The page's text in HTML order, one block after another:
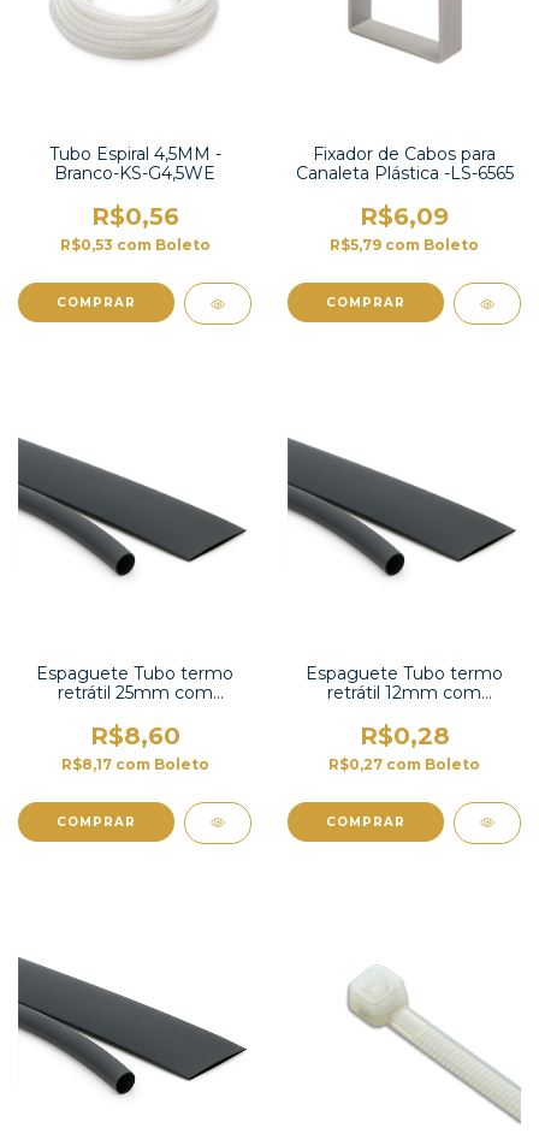
Tubo Espiral 4,5MM -
Branco-KS-G4,5WE
R$0,56
R$0,53 com Boleto
COMPRAR
Fixador de Cabos para
Canaleta Plástica -LS-6565
R$6,09
R$5,79 com Boleto
COMPRAR
Espaguete Tubo termo
retrátil 25mm com
R$8,60
R$8,17 com Boleto
COMPRAR
Espaguete Tubo termo
retrátil 12mm com
R$0,28
R$0,27 com Boleto
COMPRAR